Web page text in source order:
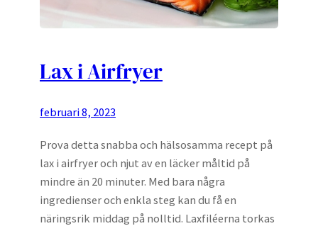
Lax i Airfryer
februari 8, 2023
Prova detta snabba och hälsosamma recept på
lax i airfryer och njut av en läcker måltid på
mindre än 20 minuter. Med bara några
ingredienser och enkla steg kan du få en
näringsrik middag på nolltid. Laxfiléerna torkas